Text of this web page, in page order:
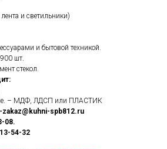
и светильники)
и бытовой техникой.
шт.
стекол.
– МДФ, ЛДСП или ПЛАСТИК
spb812.ru
08.
54-32